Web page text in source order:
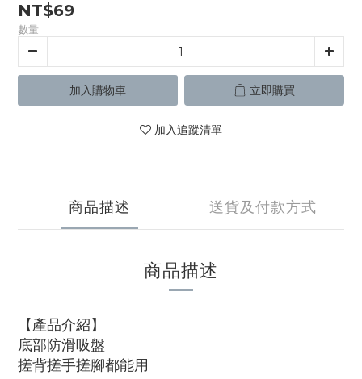
NT$69
數量
加入購物車 立即購買
加入追蹤清單
商品描述 送貨及付款方式
商品描述
【產品介紹】
底部防滑吸盤
搓背搓手搓腳都能用